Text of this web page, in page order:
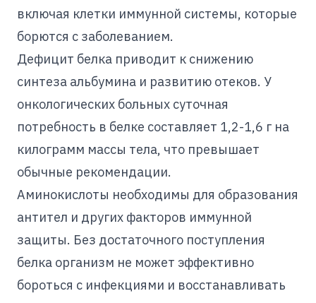
включая клетки иммунной системы, которые
борются с заболеванием.
Дефицит белка приводит к снижению
синтеза альбумина и развитию отеков. У
онкологических больных суточная
потребность в белке составляет 1,2-1,6 г на
килограмм массы тела, что превышает
обычные рекомендации.
Аминокислоты необходимы для образования
антител и других факторов иммунной
защиты. Без достаточного поступления
белка организм не может эффективно
бороться с инфекциями и восстанавливать